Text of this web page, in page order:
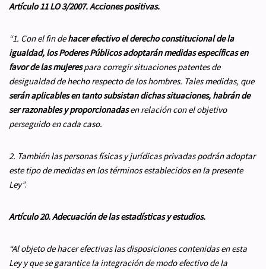
Artículo 11 LO 3/2007. Acciones positivas.
“1. Con el fin dehacer efectivo el derecho constitucional de la
igualdad, los Poderes Públicos adoptarán medidas específicas en
favor de las mujerespara corregir situaciones patentes de
desigualdad de hecho respecto de los hombres. Tales medidas, que
serán aplicables en tanto subsistan dichas situaciones, habrán de
ser razonables y proporcionadasen relación con el objetivo
perseguido en cada caso.
2. También las personas físicas y jurídicas privadas podrán adoptar
este tipo de medidas en los términos establecidos en la presente
Ley”.
Artículo 20. Adecuación de las estadísticas y estudios.
“Al objeto de hacer efectivas las disposiciones contenidas en esta
Ley y que se garantice la integración de modo efectivo de la